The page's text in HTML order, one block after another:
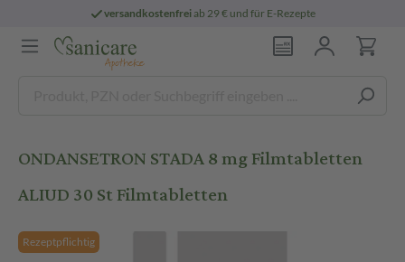
versandkostenfreiab 29 € und für E-Rezepte
ONDANSETRON STADA 8 mg Filmtabletten
ALIUD 30 St Filmtabletten
Rezeptpflichtig